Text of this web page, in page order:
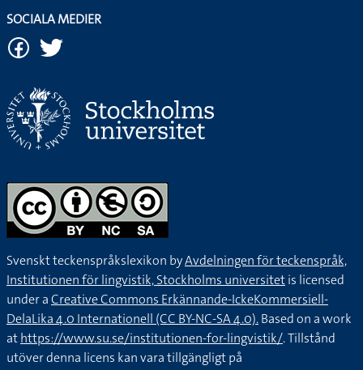
SOCIALA MEDIER
Svenskt teckenspråkslexikon byAvdelningen för teckenspråk,
Institutionen för lingvistik, Stockholms universitetis licensed
under aCreative Commons Erkännande-IckeKommersiell-
DelaLika 4.0 Internationell (CC BY-NC-SA 4.0).Based on a work
athttps://www.su.se/institutionen-for-lingvistik/. Tillstånd
utöver denna licens kan vara tillgängligt på